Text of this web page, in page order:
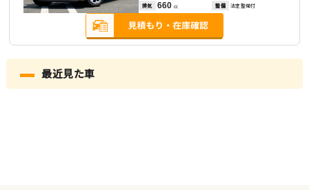
排気 660 cc 整備 法定整備付
最近見た車